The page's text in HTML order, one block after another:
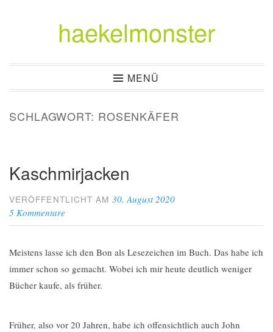
haekelmonster
MENÜ
SCHLAGWORT: ROSENKÄFER
Kaschmirjacken
VERÖFFENTLICHT AM30. August 2020
5 Kommentare
Meistens lasse ich den Bon als Lesezeichen im Buch. Das habe ich
immer schon so gemacht. Wobei ich mir heute deutlich weniger
Bücher kaufe, als früher.
Früher, also vor 20 Jahren, habe ich offensichtlich auch John